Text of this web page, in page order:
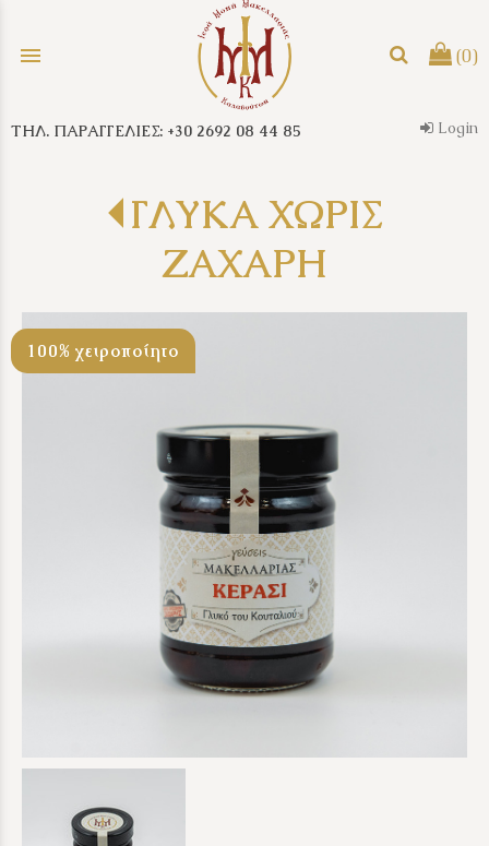
menu (0)
search
ΤΗΛ. ΠΑΡΑΓΓΕΛΙΕΣ: +30 2692 08 44 85 Login
ΓΛΥΚΑ ΧΩΡΙΣ
ΖΑΧΑΡΗ
100% χειροποίητο